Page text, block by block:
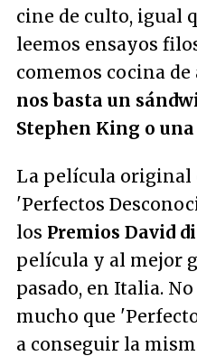
cine de culto, igual
leemos ensayos
comemos cocina de
nos basta un
Stephen King o
La película original
'Perfectos
los Premios David
película y al mejor
pasado, en Italia.
mucho que
a conseguir la